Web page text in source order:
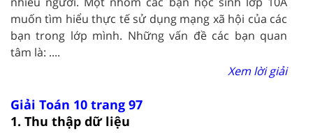
muốn tìm hiểu thực tế sử dụng mạng xã hội của các
bạn trong lớp mình. Những vấn đề các bạn quan
tâm là: ....
Xem lời giải
Giải Toán 10 trang 97
1. Thu thập dữ liệu